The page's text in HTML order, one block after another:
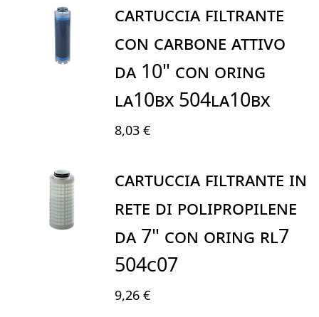
CARTUCCIA FILTRANTE
CON CARBONE ATTIVO
DA 10" CON ORING
LA10BX 504LA10BX
8,03 €
CARTUCCIA FILTRANTE IN
RETE DI POLIPROPILENE
DA 7" CON ORING RL7
504C07
9,26 €